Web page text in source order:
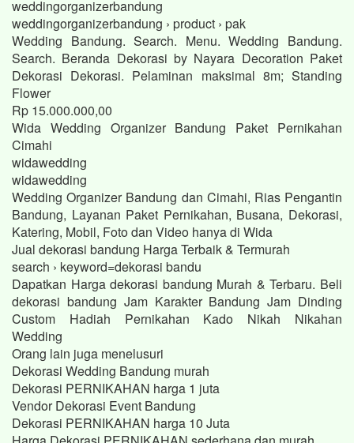
weddingorganizerbandung
weddingorganizerbandung › product › pak
Wedding Bandung. Search. Menu. Wedding Bandung.
Search. Beranda Dekorasi by Nayara Decoration Paket
Dekorasi Dekorasi. Pelaminan maksimal 8m; Standing
Flower
Rp 15.000.000,00
Wida Wedding Organizer Bandung Paket Pernikahan
Cimahi
widawedding
widawedding
Wedding Organizer Bandung dan Cimahi, Rias Pengantin
Bandung, Layanan Paket Pernikahan, Busana, Dekorasi,
Katering, Mobil, Foto dan Video hanya di Wida
Jual dekorasi bandung Harga Terbaik & Termurah
search › keyword=dekorasi bandu
Dapatkan Harga dekorasi bandung Murah & Terbaru. Beli
dekorasi bandung Jam Karakter Bandung Jam Dinding
Custom Hadiah Pernikahan Kado Nikah Nikahan
Wedding
Orang lain juga menelusuri
Dekorasi Wedding Bandung murah
Dekorasi PERNIKAHAN harga 1 juta
Vendor Dekorasi Event Bandung
Dekorasi PERNIKAHAN harga 10 Juta